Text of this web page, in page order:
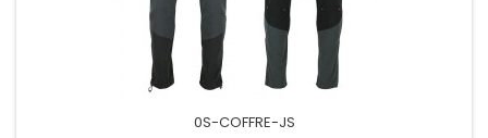
0S-COFFRE-JS